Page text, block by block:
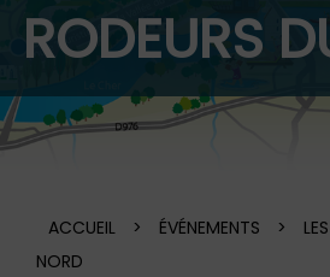
RODEURS
ACCUEIL > ÉVÉNEMENTS >
NORD